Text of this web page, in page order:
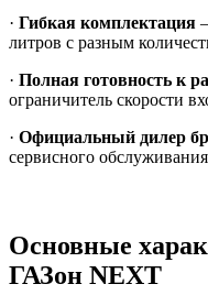
· Гибкая комплектация
литров с разным
· Полная готовность к
ограничитель скорости
· Официальный дилер
сервисного
Основные
ГАЗон NEXT